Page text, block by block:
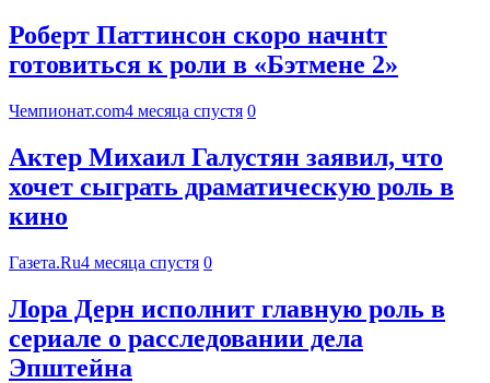
Роберт Паттинсон скоро начнtт
готовиться к роли в «Бэтмене 2»
Чемпионат.com4 месяца спустя 0
Актер Михаил Галустян заявил, что
хочет сыграть драматическую роль в
кино
Газета.Ru4 месяца спустя 0
Лора Дерн исполнит главную роль в
сериале о расследовании дела
Эпштейна